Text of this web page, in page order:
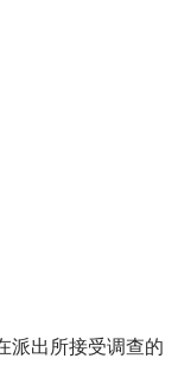
派出所接受调查的